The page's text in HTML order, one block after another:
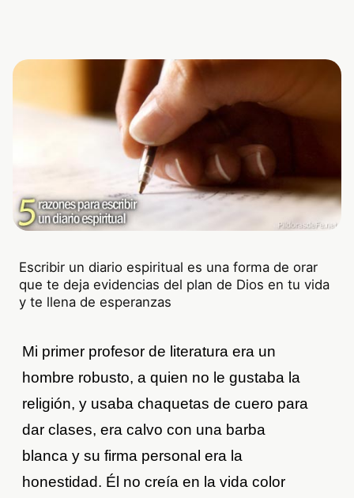
Escribir un diario espiritual es una forma de orar
que te deja evidencias del plan de Dios en tu vida
y te llena de esperanzas
Mi primer profesor de literatura era un
hombre robusto, a quien no le gustaba la
religión, y usaba chaquetas de cuero para
dar clases, era calvo con una barba
blanca y su firma personal era la
honestidad. Él no creía en la vida color